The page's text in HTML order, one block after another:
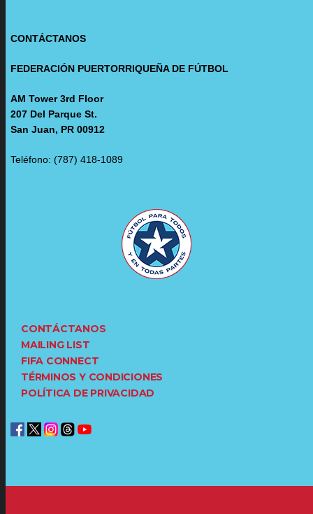
CONTÁCTANOS
FEDERACIÓN PUERTORRIQUEÑA DE FÚTBOL
AM Tower 3rd Floor
207 Del Parque St.
San Juan, PR 00912
Teléfono: (787) 418-1089
CONTÁCTANOS
MAILING LIST
FIFA CONNECT
TÉRMINOS Y CONDICIONES
POLÍTICA DE PRIVACIDAD